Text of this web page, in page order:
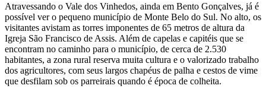
Atravessando o Vale dos Vinhedos, ainda em Bento Gonçalves, já é
possível ver o pequeno município de Monte Belo do Sul. No alto, os
visitantes avistam as torres imponentes de 65 metros de altura da
Igreja São Francisco de Assis. Além de capelas e capitéis que se
encontram no caminho para o município, de cerca de 2.530
habitantes, a zona rural reserva muita cultura e o valorizado trabalho
dos agricultores, com seus largos chapéus de palha e cestos de vime
que desfilam sob os parreirais quando é época de colheita.